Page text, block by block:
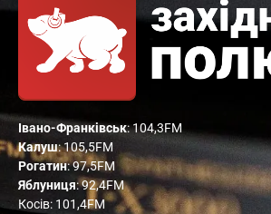
Івано-Франківськ: 104,3FM
Калуш: 105,5FM
Рогатин: 97,5FM
Яблуниця: 92,4FM
Косів: 101,4FM